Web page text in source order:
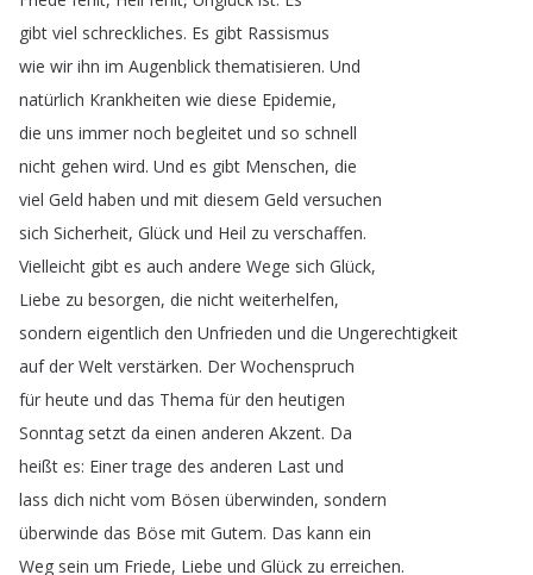
gibt viel schreckliches. Es gibt Rassismus
wie wir ihn im Augenblick thematisieren. Und
natürlich Krankheiten wie diese Epidemie,
die uns immer noch begleitet und so schnell
nicht gehen wird. Und es gibt Menschen, die
viel Geld haben und mit diesem Geld versuchen
sich Sicherheit, Glück und Heil zu verschaffen.
Vielleicht gibt es auch andere Wege sich Glück,
Liebe zu besorgen, die nicht weiterhelfen,
sondern eigentlich den Unfrieden und die Ungerechtigkeit
auf der Welt verstärken. Der Wochenspruch
für heute und das Thema für den heutigen
Sonntag setzt da einen anderen Akzent. Da
heißt es: Einer trage des anderen Last und
lass dich nicht vom Bösen überwinden, sondern
überwinde das Böse mit Gutem. Das kann ein
Weg sein um Friede, Liebe und Glück zu erreichen.